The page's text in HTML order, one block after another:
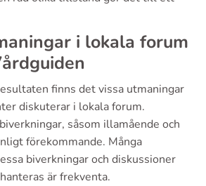
i lokala forum
finns det vissa utmaningar
diskuterar i lokala forum.
såsom illamående och
förekommande. Många
biverkningar och diskussioner
är frekventa.